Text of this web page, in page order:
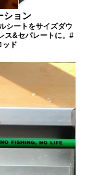
ション
シートをサイズダウ
ス&セパレートに。#
ッド